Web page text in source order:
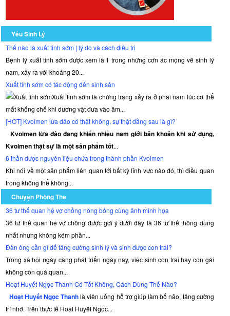
Yếu Sinh Lý
Thế nào là xuất tinh sớm | lý do và cách điều trị
Bệnh lý xuất tinh sớm được xem là 1 trong những cơn ác mộng về sinh lý
nam, xảy ra với khoảng 20...
Xuất tinh sớm có tác động đến sinh sản
Xuất tinh sớm là chứng trạng xảy ra ở phái nam lúc cơ thể
mất khống chế khi dương vật đưa vào âm...
[HOT] Kvoimen lừa đảo có thật không, sự thật đằng sau là gì?
Kvoimen lừa đảo đang khiến nhiều nam giới băn khoăn khi sử dụng,
Kvoimen thật sự là một sản phẩm tốt...
6 thần dược nguyên liệu chứa trong thành phần Kvoimen
Khi nói về một sản phẩm liên quan tới bất kỳ lĩnh vực nào đó, thì điều quan
trọng không thể không...
Chuyện Phòng The
36 tư thế quan hệ vợ chồng nóng bỏng cùng ảnh minh họa
36 tư thế quan hệ vợ chồng được gợi ý dưới đây là 36 tư thế thông dụng
nhất nhưng không kém phần...
Đàn ông cần gì để tăng cường sinh lý và sinh được con trai?
Trong xã hội ngày càng phát triển ngày nay, việc sinh con trai hay con gái
không còn quá quan...
Hoạt Huyết Ngọc Thanh Có Tốt Không, Cách Dùng Thế Nào?
Hoạt Huyết Ngọc Thanhlà viên uống hỗ trợ giúp làm bổ não, tăng cường
trí nhớ. Trên thực tế Hoạt Huyết Ngọc...